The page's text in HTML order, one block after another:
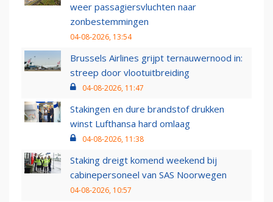
weer passagiersvluchten naar
zonbestemmingen
04-08-2026, 13:54
Brussels Airlines grijpt ternauwernood in:
streep door vlootuitbreiding
04-08-2026, 11:47
Stakingen en dure brandstof drukken
winst Lufthansa hard omlaag
04-08-2026, 11:38
Staking dreigt komend weekend bij
cabinepersoneel van SAS Noorwegen
04-08-2026, 10:57